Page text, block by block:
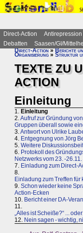
Direct-Action Antirepression
Debatten
Saasen/GI/
Direct-Action»Berichte
Organisierung » Struktur
TEXTE ZU
ACTION
Einleitung
1. Einleitung
2.Aufruf zur Gründung
Gruppen überall sowie
3.Antwort von Ulrike
4. Entgegnung von Jörg
5. Weitere
6. Protokoll des
Netzwerks vom 23. -
7. Einladung zum Direct-
8.
Einladung zum Treffen
9. Schon wieder keine
Action-Ecken
10. Bericht einer DA-
11.
„Alles ist Scheiße?“ ...
12. Nein sagen - wichtig,